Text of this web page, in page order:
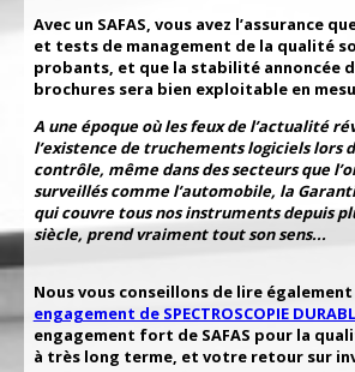
Avec un SAFAS, vous avez l’assurance
et tests de management de la qualité
probants, et que la stabilité annoncée
brochures sera bien exploitable en
A une époque où les feux de l’actualité
l’existence de truchements logiciels lors
contrôle, même dans des secteurs que
surveillés comme l’automobile, la
qui couvre tous nos instruments depuis
siècle, prend vraiment tout son sens...
Nous vous conseillons de lire
engagement de SPECTROSCOPIE
engagement fort de SAFAS pour la
à très long terme, et votre retour sur